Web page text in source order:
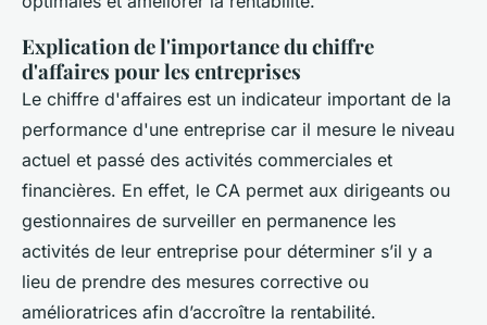
Explication de l'importance du chiffre
d'affaires pour les entreprises
Le chiffre d'affaires est un indicateur important de la
performance d'une entreprise car il mesure le niveau
actuel et passé des activités commerciales et
financières. En effet, le CA permet aux dirigeants ou
gestionnaires de surveiller en permanence les
activités de leur entreprise pour déterminer s’il y a
lieu de prendre des mesures corrective ou
amélioratrices afin d’accroître la rentabilité.